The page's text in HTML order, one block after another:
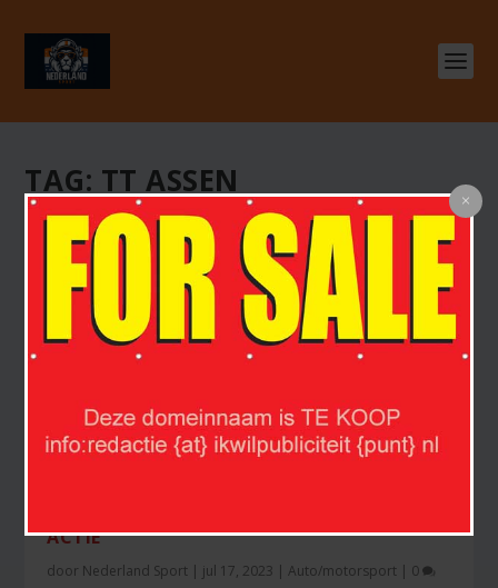
TAG: TT ASSEN
ACTIE
door Nederland Sport | jul 17, 2023 |Auto/motorsport | 0